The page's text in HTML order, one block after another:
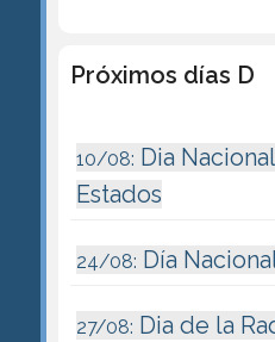
Próximos días D
10/08: Dia
Estados
24/08: Día
27/08: Dia de la